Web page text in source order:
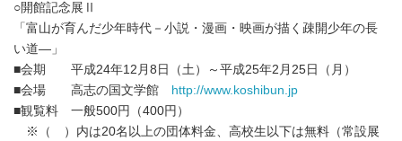
○開館記念展Ⅱ
「富山が育んだ少年時代－小説・漫画・映画が描く疎開少年の長
い道―」
■会期 平成24年12月8日（土）～平成25年2月25日（月）
■会場 高志の国文学館
http://www.koshibun.jp
■観覧料 一般500円（400円）
※（ ）内は20名以上の団体料金、高校生以下は無料（常設展